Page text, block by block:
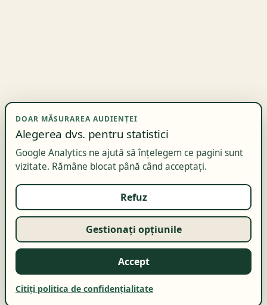
DOAR MĂSURAREA AUDIENȚEI
Alegerea dvs. pentru statistici
Google Analytics ne ajută să înțelegem ce pagini sunt
vizitate. Rămâne blocat până când acceptați.
Refuz
Gestionați opțiunile
Accept
Citiți politica de confidențialitate